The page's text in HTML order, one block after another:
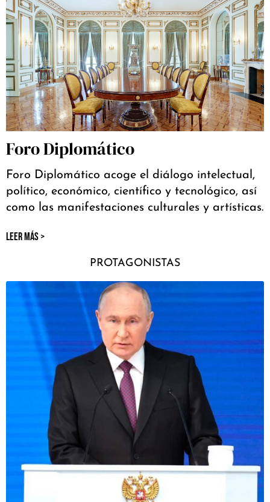
Foro Diplomático
Foro Diplomático acoge el diálogo intelectual,
político, económico, científico y tecnológico, así
como las manifestaciones culturales y artísticas.
LEER MÁS >
PROTAGONISTAS